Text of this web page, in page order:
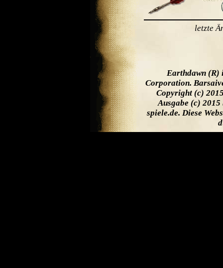
letzte
Earthdawn (R)
Corporation.
Copyright (c)
Ausgabe (c) 2015
spiele.de. Diese